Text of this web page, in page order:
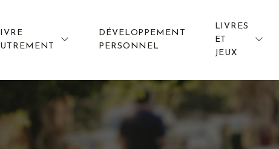
DÉVELOPPEMENT
PERSONNEL
LIVRES
ET
JEUX